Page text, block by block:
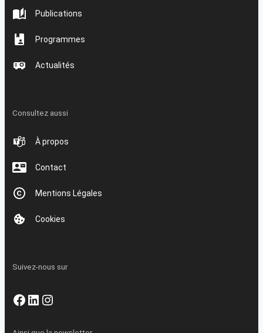
Publications
Programmes
Actualités
Consultez aussi
À propos
Contact
Mentions Légales
Cookies
Suivez-nous sur
Facebook
LinkedIn
Instagram